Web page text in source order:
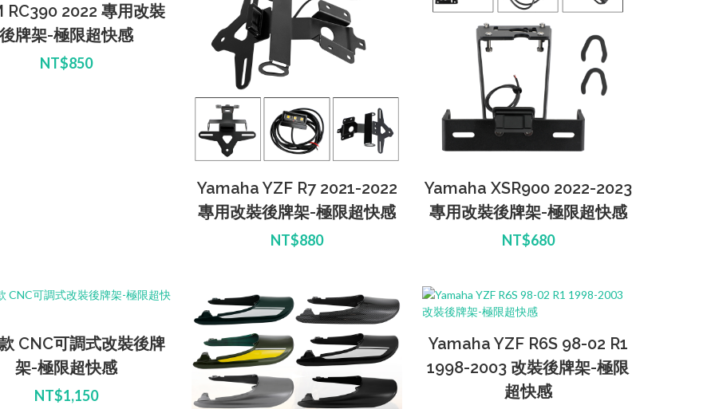
RC390 2022 專用改裝
牌架-極限超快感
NT$850
Yamaha YZF R7 2021-2022
專用改裝後牌架-極限超快感
NT$880
Yamaha XSR900 2022-2023
專用改裝後牌架-極限超快感
NT$680
CNC可調式改裝後牌
架-極限超快感
NT$1,150
Yamaha YZF R6S 98-02 R1
1998-2003 改裝後牌架-極限
超快感